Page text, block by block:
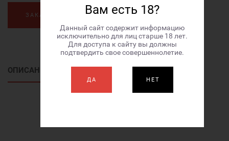
ЗАКАЗАТЬ
ОПИСАНИЕ ТОВАРА
Вам есть 18?
Данный сайт содержит информацию
исключительно для лиц старше 18 лет.
Для доступа к сайту вы должны
подтвердить свое совершеннолетие.
ДА НЕТ